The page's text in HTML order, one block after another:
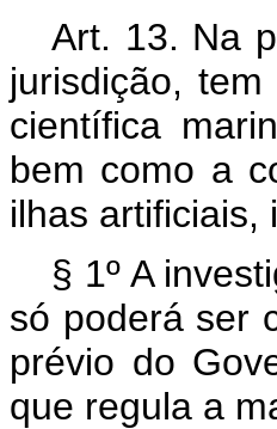
Art. 13. Na
jurisdição,
científica
bem como a
ilhas artificiais,
§ 1º A
só poderá ser
prévio do
que regula a